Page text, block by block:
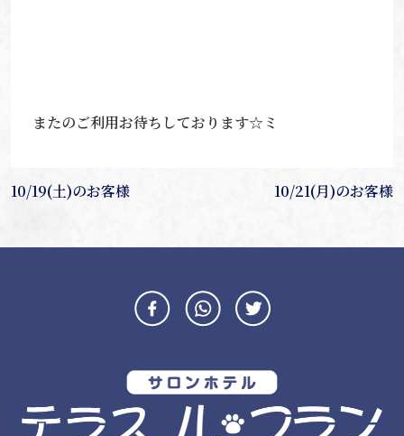
またのご利用お待ちしております☆ミ
投
ビ
10/19(土)のお客様 10/21(月)のお客様